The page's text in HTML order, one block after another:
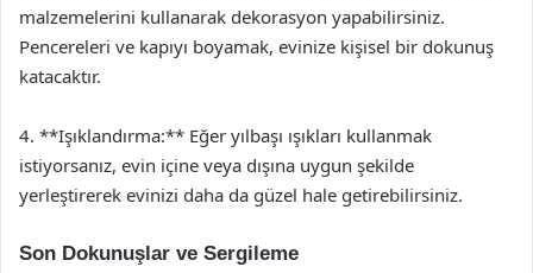
malzemelerini kullanarak dekorasyon yapabilirsiniz.
Pencereleri ve kapıyı boyamak, evinize kişisel bir dokunuş
katacaktır.
4. **Işıklandırma:** Eğer yılbaşı ışıkları kullanmak
istiyorsanız, evin içine veya dışına uygun şekilde
yerleştirerek evinizi daha da güzel hale getirebilirsiniz.
Son Dokunuşlar ve Sergileme